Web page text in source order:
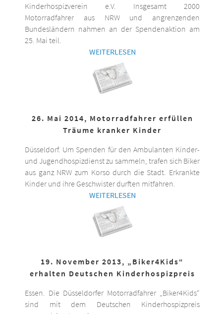
Kinderhospizverein e.V. Insgesamt 2000
Motorradfahrer aus NRW und angrenzenden
Bundesländern nahmen an der Spendenaktion am
25. Mai teil.
WEITERLESEN
26. Mai 2014, Motorradfahrer erfüllen
Träume kranker Kinder
Düsseldorf. Um Spenden für den Ambulanten Kinder-
und Jugendhospizdienst zu sammeln, trafen sich Biker
aus ganz NRW zum Korso durch die Stadt. Erkrankte
Kinder und ihre Geschwister durften mitfahren.
WEITERLESEN
19. November 2013, „Biker4Kids“
erhalten Deutschen Kinderhospizpreis
Essen. Die Düsseldorfer Motorradfahrer „Biker4Kids“
sind mit dem Deutschen Kinderhospizpreis